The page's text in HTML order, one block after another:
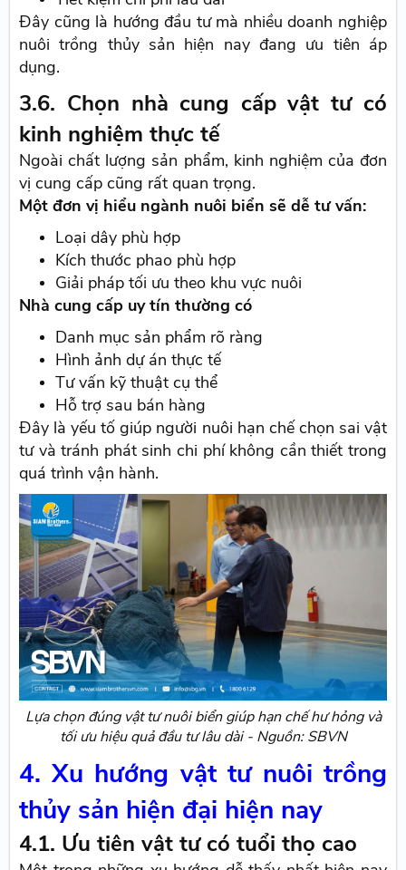
Đây cũng là hướng đầu tư mà nhiều doanh nghiệp
nuôi trồng thủy sản hiện nay đang ưu tiên áp
dụng.
3.6. Chọn nhà cung cấp vật tư có
kinh nghiệm thực tế
Ngoài chất lượng sản phẩm, kinh nghiệm của đơn
vị cung cấp cũng rất quan trọng.
Một đơn vị hiểu ngành nuôi biển sẽ dễ tư vấn:
Loại dây phù hợp
Kích thước phao phù hợp
Giải pháp tối ưu theo khu vực nuôi
Nhà cung cấp uy tín thường có
Danh mục sản phẩm rõ ràng
Hình ảnh dự án thực tế
Tư vấn kỹ thuật cụ thể
Hỗ trợ sau bán hàng
Đây là yếu tố giúp người nuôi hạn chế chọn sai vật
tư và tránh phát sinh chi phí không cần thiết trong
quá trình vận hành.
Lựa chọn đúng vật tư nuôi biển giúp hạn chế hư hỏng và
tối ưu hiệu quả đầu tư lâu dài - Nguồn: SBVN
4. Xu hướng vật tư nuôi trồng
thủy sản hiện đại hiện nay
4.1. Ưu tiên vật tư có tuổi thọ cao